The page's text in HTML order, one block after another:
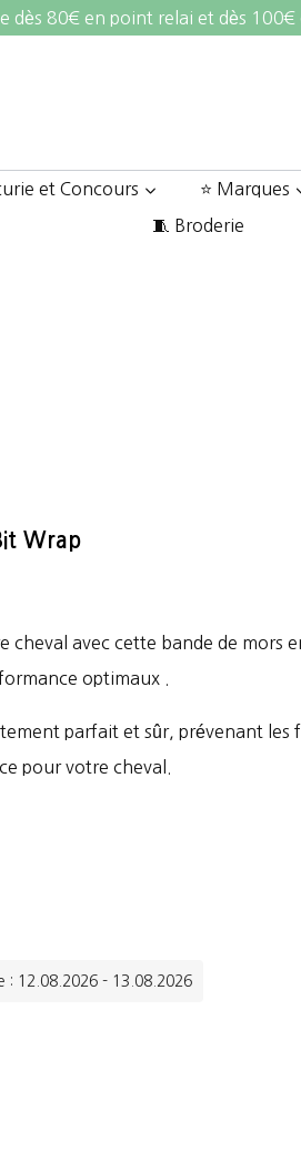
dès 80€ en point relai et dès
et Concours ⭐ Marques
🧵 Broderie
Wrap
cheval avec cette bande de mors
optimaux .
parfait et sûr, prévenant
pour votre cheval.
: 12.08.2026 - 13.08.2026